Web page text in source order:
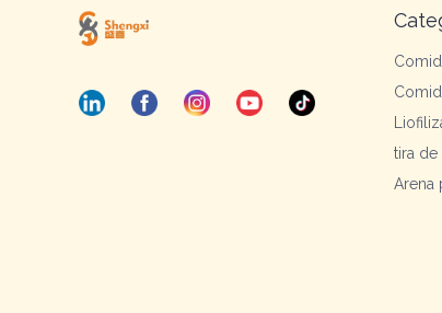
tira de
Arena